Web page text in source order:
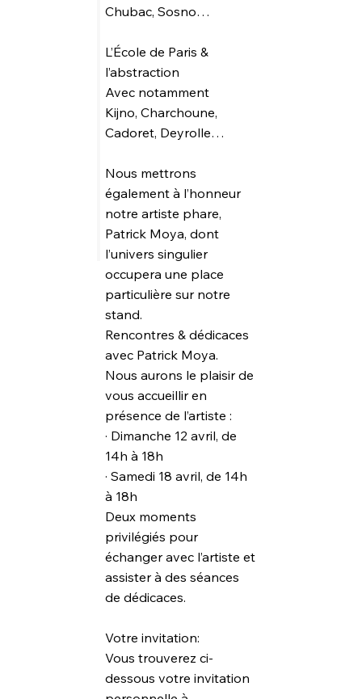
Chubac, Sosno…
L’École de Paris &
l’abstraction
Avec notamment
Kijno, Charchoune,
Cadoret, Deyrolle…
Nous mettrons
également à l’honneur
notre artiste phare,
Patrick Moya, dont
l’univers singulier
occupera une place
particulière sur notre
stand.
Rencontres & dédicaces
avec Patrick Moya.
Nous aurons le plaisir de
vous accueillir en
présence de l’artiste :
· Dimanche 12 avril, de
14h à 18h
· Samedi 18 avril, de 14h
à 18h
Deux moments
privilégiés pour
échanger avec l’artiste et
assister à des séances
de dédicaces.
Votre invitation:
Vous trouverez ci-
dessous votre invitation